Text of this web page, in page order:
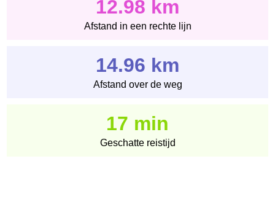
12.98 km
Afstand in een rechte lijn
14.96 km
Afstand over de weg
17 min
Geschatte reistijd